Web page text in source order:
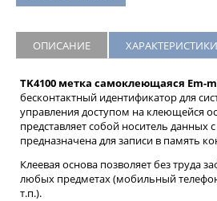
ОПИСАНИЕ ХАРАКТЕРИСТИКИ
TK4100 метка самоклеющаяся Em-
бесконтактный идентификатор для
управления доступом на клеющейся
представляет собой носитель
предназначена для записи в память
Клеевая основа позволяет без труда
любых предметах (мобильный
т.п.).